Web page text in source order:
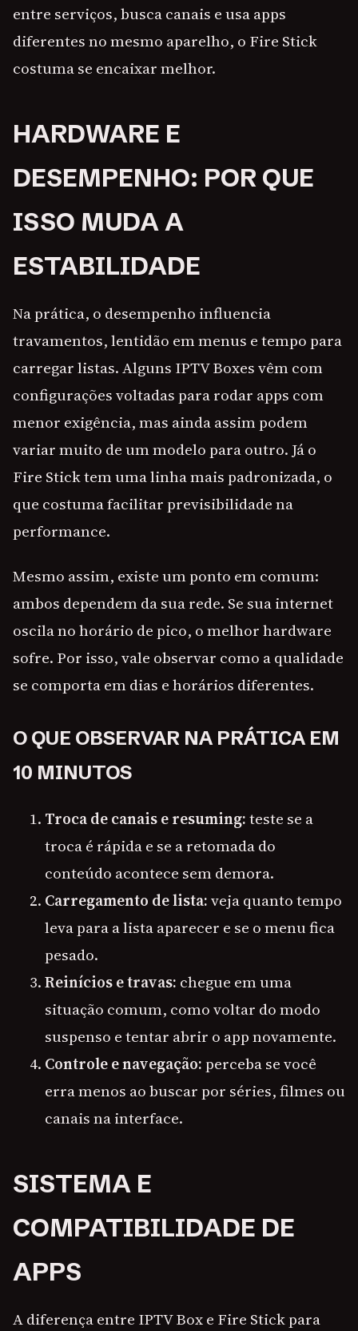
entre serviços, busca canais e usa apps
diferentes no mesmo aparelho, o Fire Stick
costuma se encaixar melhor.
HARDWARE E
DESEMPENHO: POR QUE
ISSO MUDA A
ESTABILIDADE
Na prática, o desempenho influencia
travamentos, lentidão em menus e tempo para
carregar listas. Alguns IPTV Boxes vêm com
configurações voltadas para rodar apps com
menor exigência, mas ainda assim podem
variar muito de um modelo para outro. Já o
Fire Stick tem uma linha mais padronizada, o
que costuma facilitar previsibilidade na
performance.
Mesmo assim, existe um ponto em comum:
ambos dependem da sua rede. Se sua internet
oscila no horário de pico, o melhor hardware
sofre. Por isso, vale observar como a qualidade
se comporta em dias e horários diferentes.
O QUE OBSERVAR NA PRÁTICA EM
10 MINUTOS
Troca de canais e resuming:teste se a
troca é rápida e se a retomada do
conteúdo acontece sem demora.
Carregamento de lista:veja quanto tempo
leva para a lista aparecer e se o menu fica
pesado.
Reinícios e travas: chegue em uma
situação comum, como voltar do modo
suspenso e tentar abrir o app novamente.
Controle e navegação:perceba se você
erra menos ao buscar por séries, filmes ou
canais na interface.
SISTEMA E
COMPATIBILIDADE DE
APPS
A diferença entre IPTV Box e Fire Stick para